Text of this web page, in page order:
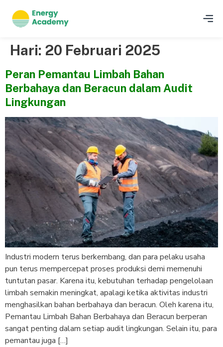
Hari: 20 Februari 2025
Peran Pemantau Limbah Bahan
Berbahaya dan Beracun dalam Audit
Lingkungan
Industri modern terus berkembang, dan para pelaku usaha
pun terus mempercepat proses produksi demi memenuhi
tuntutan pasar. Karena itu, kebutuhan terhadap pengelolaan
limbah semakin meningkat, apalagi ketika aktivitas industri
menghasilkan bahan berbahaya dan beracun. Oleh karena itu,
Pemantau Limbah Bahan Berbahaya dan Beracun berperan
sangat penting dalam setiap audit lingkungan. Selain itu, para
pemantau juga […]